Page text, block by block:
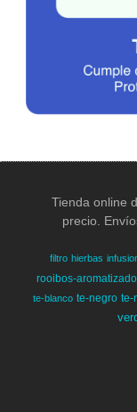
Tienda online
precio.
filtro hierbas
rooibos-aromatizado
te-blanco te-negro te-